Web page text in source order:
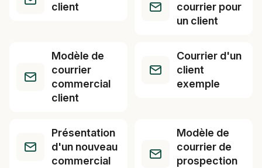
client
courrier pour
un client
Modèle de
courrier
commercial
client
Courrier d'un
client
exemple
Présentation
d'un nouveau
commercial
Modèle de
courrier de
prospection